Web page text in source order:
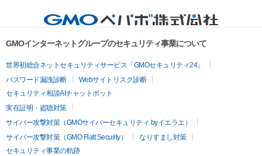
GMOインターネットグループのセキュリティ事業について
世界初総合ネットセキュリティサービス「GMOセキュリティ24」
パスワード漏洩診断
Webサイトリスク診断
セキュリティ相談AIチャットボット
実在証明・盗聴対策
サイバー攻撃対策（GMOサイバーセキュリティ byイエラエ）
サイバー攻撃対策（GMO Flatt Security）
なりすまし対策
セキュリティ事業の軌跡